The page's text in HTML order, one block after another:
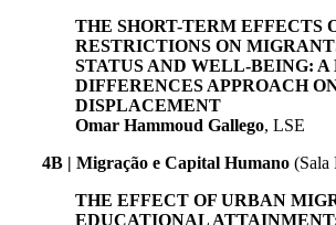
THE SHORT-TERM EFFECTS
RESTRICTIONS ON
STATUS AND WELL-BEING:
DIFFERENCES APPROACH
DISPLACEMENT
Omar Hammoud Gallego, LSE
4B | Migração e Capital Humano (Sala
THE EFFECT OF URBAN
EDUCATIONAL